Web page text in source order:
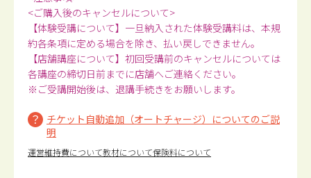
<ご購入後のキャンセルについて>
【体験受講について】一旦納入された体験受講料は、本規
約各条項に定める場合を除き、払い戻しできません。
【店舗講座について】初回受講前のキャンセルについては
各講座の締切日前までに店舗へご連絡ください。
※ご受講開始後は、退講手続きをお願いします。
チケット自動追加（オートチャージ）についてのご説
明
運営維持費について教材について保険料について